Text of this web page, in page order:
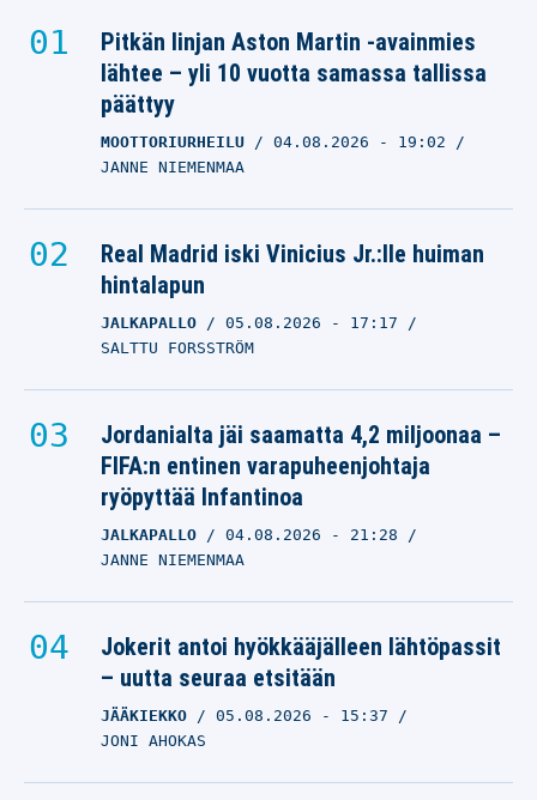
Pitkän linjan Aston Martin -avainmies
lähtee – yli 10 vuotta samassa tallissa
päättyy
MOOTTORIURHEILU 04.08.2026 - 19:02
JANNE NIEMENMAA
Real Madrid iski Vinicius Jr.:lle huiman
hintalapun
JALKAPALLO 05.08.2026 - 17:17
SALTTU FORSSTRÖM
Jordanialta jäi saamatta 4,2 miljoonaa –
FIFA:n entinen varapuheenjohtaja
ryöpyttää Infantinoa
JALKAPALLO 04.08.2026 - 21:28
JANNE NIEMENMAA
Jokerit antoi hyökkääjälleen lähtöpassit
– uutta seuraa etsitään
JÄÄKIEKKO 05.08.2026 - 15:37
JONI AHOKAS